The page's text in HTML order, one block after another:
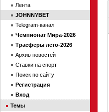
Лента
JOHNNYBET
Telegram-канал
Чемпионат Мира-2026
Трасферы лето-2026
Архив новостей
Ставки на спорт
Поиск по сайту
Регистрация
Вход
Темы